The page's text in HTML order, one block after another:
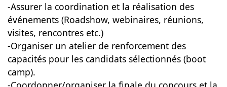
-Assurer la coordination et la réalisation des
événements (Roadshow, webinaires, réunions,
visites, rencontres etc.)
-Organiser un atelier de renforcement des
capacités pour les candidats sélectionnés (boot
camp).